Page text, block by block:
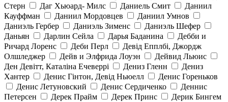
Стерн
Даг Хьюард- Милс Даниель Смит
Даниил
Кауффман
Даниил Мордовцев
Даниил Умнов
Даниэль Гербер
Даниэль Зименс
Даниэль Шефер
Даньян
Дарлин Сейла Дарья Баданина
Дебби и
Ричард Лоренс
Деби Перл
Девід Епплбі, Джордж
Олшледжер
Дейв и Элфрида Лоуэн
Дейвид Льюис
Ден Девітт, Каталіна Ечеверрі
Дениз Гленн
Дениз
Хантер
Денис Гінтон, Девід Ньюелл
Денис Гореньков
Денис Летуновский
Денис Сердиченко
Деннис
Петерсен
Дерек Прайм Дерек Принс
Дерик Бингем